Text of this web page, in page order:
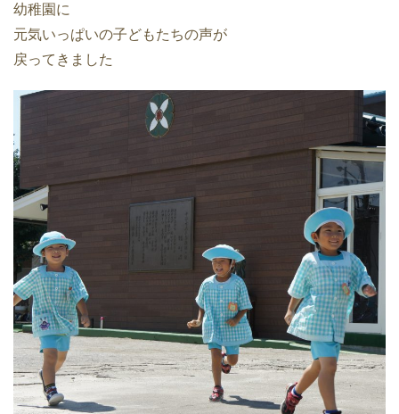
幼稚園に
元気いっぱいの子どもたちの声が
戻ってきました